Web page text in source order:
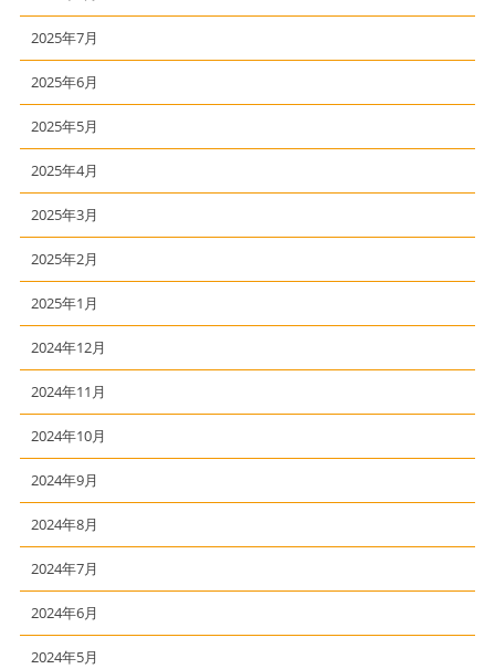
2025年7月
2025年6月
2025年5月
2025年4月
2025年3月
2025年2月
2025年1月
2024年12月
2024年11月
2024年10月
2024年9月
2024年8月
2024年7月
2024年6月
2024年5月